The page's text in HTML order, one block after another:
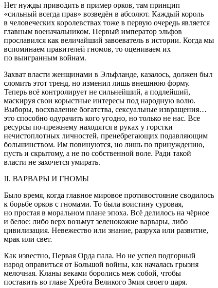
Нет нужды приводить в пример орков, там принцип
«сильный всегда прав» возведён в абсолют. Каждый король
в человеческих королевствах тоже в первую очередь является
главным военачальником. Первый император эльфов
прославился как величайший завоеватель в истории. Когда мы
вспоминаем правителей гномов, то оцениваем их
по выигранным войнам.
Захват власти женщинами в Эльфланде, казалось, должен был
сломить этот тренд, но изменил лишь внешнюю форму.
Теперь всё контролирует не сильнейший, а подлейший,
маскируя свои корыстные интересы под народную волю.
Выборы, восхваление богатства, сексуальные извращения…
это способно одурачить кого угодно, но только не нас. Все
ресурсы по-прежнему находятся в руках у горстки
нечистоплотных личностей, пренебрегающих подавляющим
большинством. Им повинуются, но лишь по принуждению,
пусть и скрытому, а не по собственной воле. Ради такой
власти не захочется умирать.
II. ВАРВАРЫ И ГНОМЫ
Было время, когда главное мировое противостояние сводилось
к борьбе орков с гномами. То была воистину суровая,
но простая в моральном плане эпоха. Всё делилось на чёрное
и белое: либо верх возьмут зеленокожие варвары, либо
цивилизация. Невежество или знание, разруха или развитие,
мрак или свет.
Как известно, Первая Орда пала. Но не успел подгорный
народ оправиться от Большой войны, как началась грызня
мелочная. Кланы веками боролись меж собой, чтобы
поставить во главе Хребта Великого Змия своего царя.